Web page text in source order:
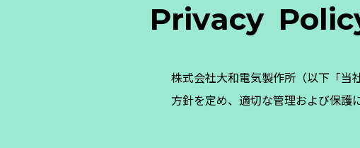
Privacy Polic
株式会社大和電気製作所（以下「当
方針を定め、適切な管理および保護